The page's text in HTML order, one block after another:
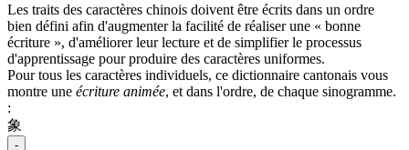
Les traits des caractères chinois doivent être écrits dans un ordre
bien défini afin d'augmenter la facilité de réaliser une « bonne
écriture », d'améliorer leur lecture et de simplifier le processus
d'apprentissage pour produire des caractères uniformes.
Pour tous les caractères individuels, ce dictionnaire cantonais vous
montre une écriture animée, et dans l'ordre, de chaque sinogramme.
:
象
-